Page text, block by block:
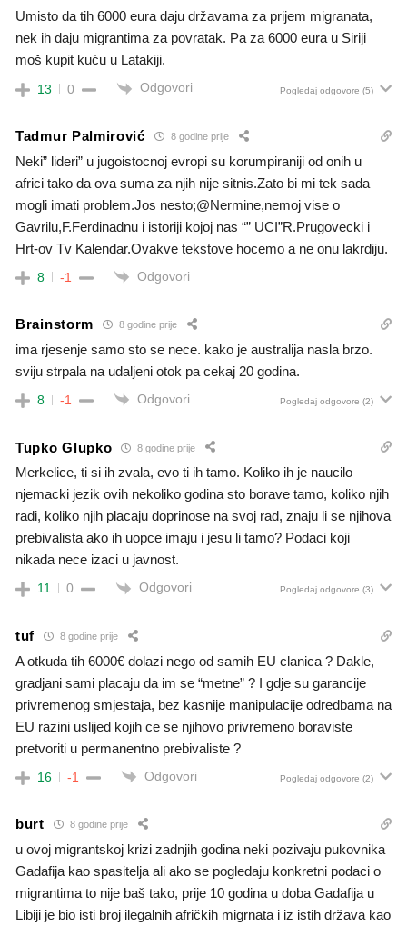
Umisto da tih 6000 eura daju državama za prijem migranata,
nek ih daju migrantima za povratak. Pa za 6000 eura u Siriji
moš kupit kuću u Latakiji.
13 0 Odgovori Pogledaj odgovore (5)
Tadmur Palmirović 8 godine prije
Neki” lideri” u jugoistocnoj evropi su korumpiraniji od onih u
africi tako da ova suma za njih nije sitnis.Zato bi mi tek sada
mogli imati problem.Jos nesto;@Nermine,nemoj vise o
Gavrilu,F.Ferdinadnu i istoriji kojoj nas “” UCI”R.Prugovecki i
Hrt-ov Tv Kalendar.Ovakve tekstove hocemo a ne onu lakrdiju.
8 -1 Odgovori
Brainstorm 8 godine prije
ima rjesenje samo sto se nece. kako je australija nasla brzo.
sviju strpala na udaljeni otok pa cekaj 20 godina.
8 -1 Odgovori Pogledaj odgovore (2)
Tupko Glupko 8 godine prije
Merkelice, ti si ih zvala, evo ti ih tamo. Koliko ih je naucilo
njemacki jezik ovih nekoliko godina sto borave tamo, koliko njih
radi, koliko njih placaju doprinose na svoj rad, znaju li se njihova
prebivalista ako ih uopce imaju i jesu li tamo? Podaci koji
nikada nece izaci u javnost.
11 0 Odgovori Pogledaj odgovore (3)
tuf 8 godine prije
A otkuda tih 6000€ dolazi nego od samih EU clanica ? Dakle,
gradjani sami placaju da im se “metne” ? I gdje su garancije
privremenog smjestaja, bez kasnije manipulacije odredbama na
EU razini uslijed kojih ce se njihovo privremeno boraviste
pretvoriti u permanentno prebivaliste ?
16 -1 Odgovori Pogledaj odgovore (2)
burt 8 godine prije
u ovoj migrantskoj krizi zadnjih godina neki pozivaju pukovnika
Gadafija kao spasitelja ali ako se pogledaju konkretni podaci o
migrantima to nije baš tako, prije 10 godina u doba Gadafija u
Libiji je bio isti broj ilegalnih afričkih migrnata i iz istih država kao